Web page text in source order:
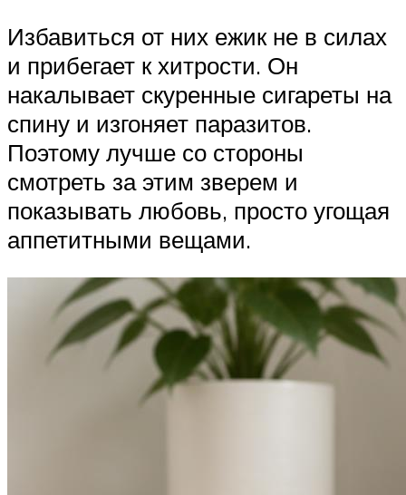
Избавиться от них ежик не в силах
и прибегает к хитрости. Он
накалывает скуренные сигареты на
спину и изгоняет паразитов.
Поэтому лучше со стороны
смотреть за этим зверем и
показывать любовь, просто угощая
аппетитными вещами.